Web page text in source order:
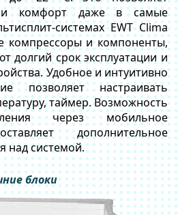
и комфорт даже в самые
системах EWT Clima
компрессоры и компоненты,
долгий срок эксплуатации и
Удобное и интуитивно
позволяет настраивать
таймер. Возможность
через мобильное
дополнительное
над системой.
блоки